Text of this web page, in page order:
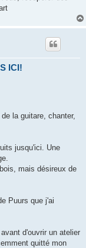
ICI!
la guitare, chanter,
jusqu'ici. Une
mais désireux de
Puurs que j'ai
d'ouvrir un atelier
quitté mon